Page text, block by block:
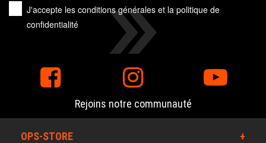
J'accepte lesconditions générales et lapolitique de
confidentialité
Rejoins notre communauté
OPS-STORE